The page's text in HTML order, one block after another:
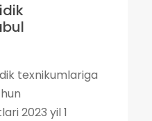
texnikumlariga
2023 yil 1